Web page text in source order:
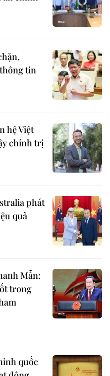
tin
hệ Việt
chính trị
phát
quả
Mẫn:
trong
quốc